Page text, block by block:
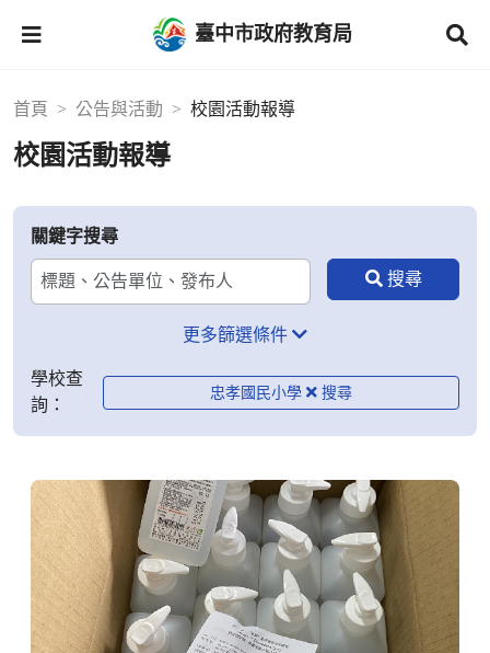
臺中市政府教育局
首頁 公告與活動 校園活動報導
校園活動報導
關鍵字搜尋
更多篩選條件
學校查
詢：
忠孝國民小學